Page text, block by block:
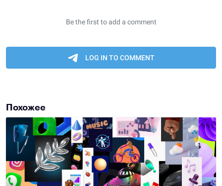
Похожее